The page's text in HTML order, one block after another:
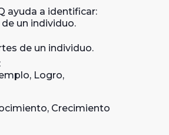
ayuda a identificar:
un individuo.
de un individuo.
Logro,
Crecimiento